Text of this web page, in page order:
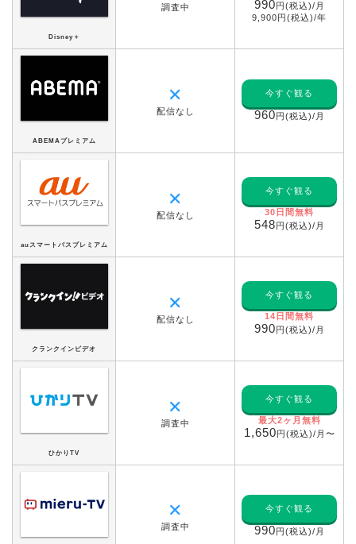
Disney＋
調査中 990円(税込)/月
9,900円(税込)/年
ABEMAプレミアム
✕
配信なし
今すぐ観る
960円(税込)/月
auスマートパスプレミアム
✕
配信なし
今すぐ観る
30日間無料
548円(税込)/月
クランクインビデオ
✕
配信なし
今すぐ観る
14日間無料
990円(税込)/月
ひかりTV
✕
調査中
今すぐ観る
最大2ヶ月無料
1,650円(税込)/月〜
✕
調査中
今すぐ観る
990円(税込)/月